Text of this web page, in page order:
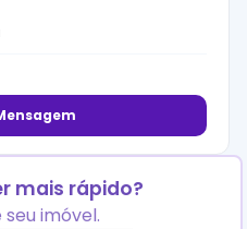
mais rápido?
imóvel.